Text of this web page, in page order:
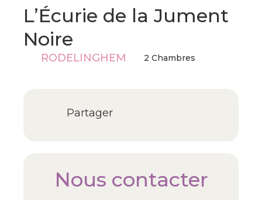
L’Écurie de la Jument
Noire
RODELINGHEM 2 Chambres
Partager
Nous contacter